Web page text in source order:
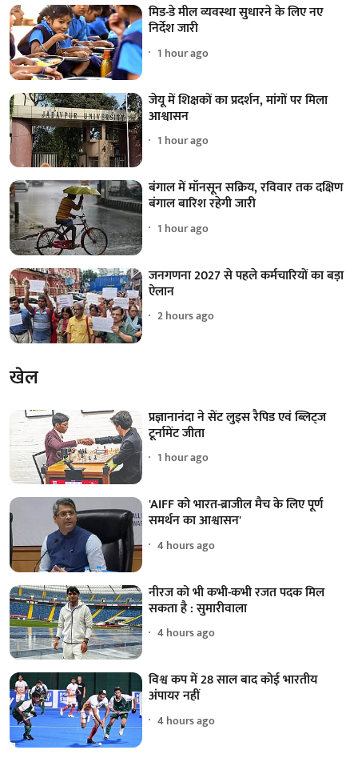
मिड-डे मील व्यवस्था सुधारने के लिए नए
निर्देश जारी
1 hour ago
जेयू में शिक्षकों का प्रदर्शन, मांगों पर मिला
आश्वासन
1 hour ago
बंगाल में मॉनसून सक्रिय, रविवार तक दक्षिण
बंगाल बारिश रहेगी जारी
1 hour ago
जनगणना 2027 से पहले कर्मचारियों का बड़ा
ऐलान
2 hours ago
खेल
प्रज्ञानानंदा ने सेंट लुइस रैपिड एवं ब्लिट्ज
टूर्नामेंट जीता
1 hour ago
'AIFF को भारत-ब्राजील मैच के लिए पूर्ण
समर्थन का आश्वासन'
4 hours ago
नीरज को भी कभी-कभी रजत पदक मिल
सकता है : सुमारीवाला
4 hours ago
विश्व कप में 28 साल बाद कोई भारतीय
अंपायर नहीं
4 hours ago